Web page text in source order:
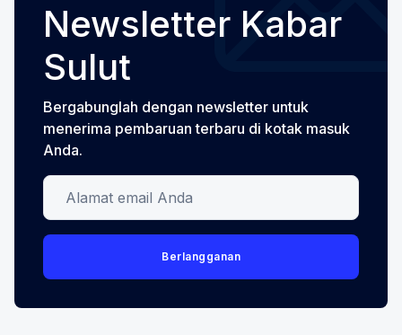
Newsletter Kabar
Sulut
Bergabunglah dengan newsletter untuk
menerima pembaruan terbaru di kotak masuk
Anda.
Alamat email Anda
Berlangganan